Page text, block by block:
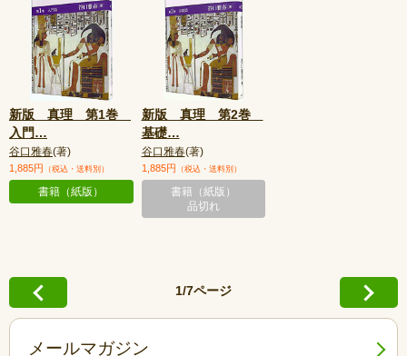
新版 真理 第1巻
入門…
谷口雅春(著)
1,885円 （税込・送料別）
書籍（紙版）
新版 真理 第2巻
基礎…
谷口雅春(著)
1,885円 （税込・送料別）
書籍（紙版）
品切れ
1/7ページ
メールマガジン